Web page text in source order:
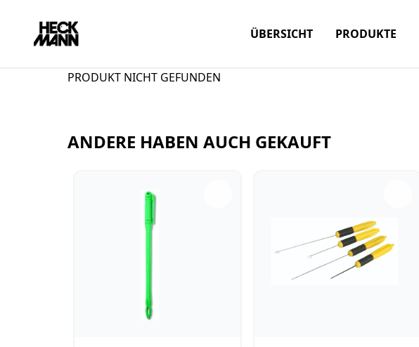
ÜBERSICHT PRODUKTE
PRODUKT NICHT GEFUNDEN
ANDERE HABEN AUCH GEKAUFT